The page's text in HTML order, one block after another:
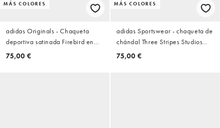
MÁS COLORES
adidas Originals - Chaqueta
deportiva satinada Firebird en
marrón oscuro con estampado de
75,00 €
MÁS COLORES
adidas Sportswear - chaqueta de
chándal Three Stripes Studios
marrón
75,00 €